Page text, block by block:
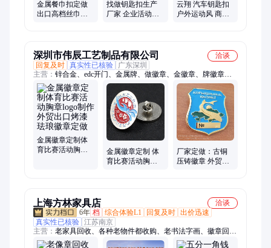
金属餐巾扣定做
出口高档丝巾扣
找做钥匙扣生产
厂家 企业活动挂
云翔 汽车钥匙扣
户外运动风 商务
深圳市伟辰工艺制品有限公司
洽谈
回复及时 真实性已核验
广东深圳
主营： 锌合金、edc开门、金属牌、做徽章、金徽章、牌徽章、
徽章网、中国风、钥匙牌、领带夹、纪念币、工艺品、帽子上、
做胸牌、牌制作、钥匙链、钥匙扣、金胸牌、草球叉、定做
logo、制作logo、logo定制、logo胸牌、酒店logo、双面logo
金属徽章定制体
育比赛活动胸章
金属徽章定制 体
育比赛活动胸章
厂家定做：古铜
压铸徽章 外贸出
上海方林家具店
洽谈
6年 档 综合体验L1 回复及时 出价迅速
真实性已核验 江苏南京
主营： 老家具回收、各种老物件都收购、老书法字画、徽章回
收、老红木家具、老油木家具、老樟木箱皮箱、各种老瓷器、老